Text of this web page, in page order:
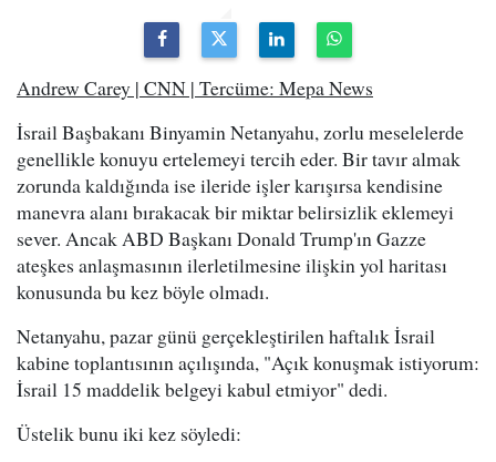
Andrew Carey | CNN | Tercüme: Mepa News
İsrail Başbakanı Binyamin Netanyahu, zorlu meselelerde
genellikle konuyu ertelemeyi tercih eder. Bir tavır almak
zorunda kaldığında ise ileride işler karışırsa kendisine
manevra alanı bırakacak bir miktar belirsizlik eklemeyi
sever. Ancak ABD Başkanı Donald Trump'ın Gazze
ateşkes anlaşmasının ilerletilmesine ilişkin yol haritası
konusunda bu kez böyle olmadı.
Netanyahu, pazar günü gerçekleştirilen haftalık İsrail
kabine toplantısının açılışında, "Açık konuşmak istiyorum:
İsrail 15 maddelik belgeyi kabul etmiyor" dedi.
Üstelik bunu iki kez söyledi: